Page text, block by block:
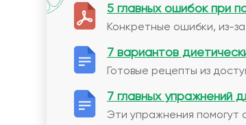
5 главных ошибок при
Конкретные ошибки, из-
7 вариантов
Готовые рецепты из
7 главных упражнений
Эти упражнения помогут